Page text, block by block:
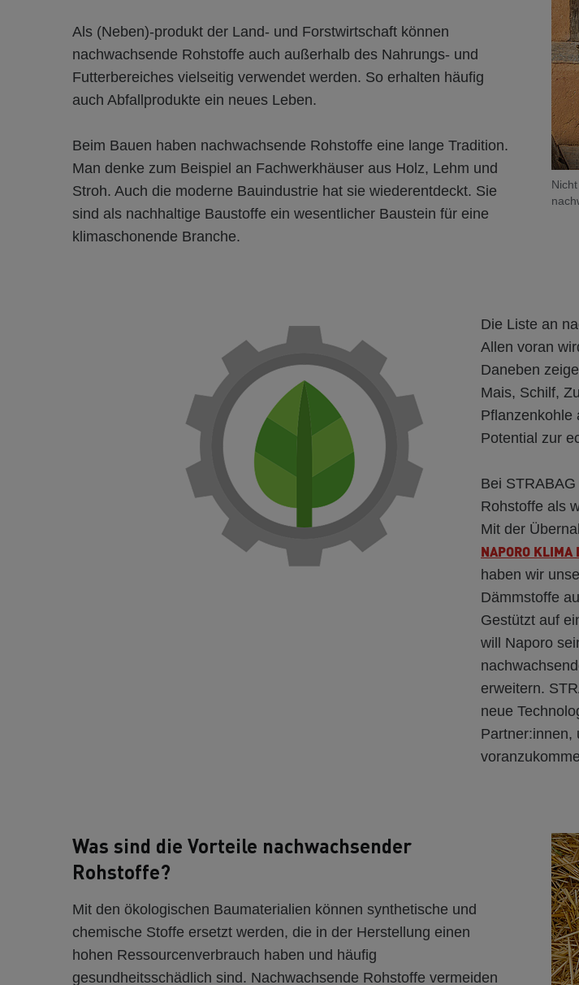
Als (Neben)-produkt der Land- und Forstwirtschaft können
nachwachsende Rohstoffe auch außerhalb des Nahrungs- und
Futterbereiches vielseitig verwendet werden. So erhalten häufig
auch Abfallprodukte ein neues Leben.
Beim Bauen haben nachwachsende Rohstoffe eine lange Tradition.
Man denke zum Beispiel an Fachwerkhäuser aus Holz, Lehm und
Stroh. Auch die moderne Bauindustrie hat sie wiederentdeckt. Sie
sind als nachhaltige Baustoffe ein wesentlicher Baustein für eine
klimaschonende Branche.
Die Liste an
Allen voran
Daneben
Mais, Schilf,
Pflanzenkohle
Potential zur
Bei
Rohstoffe als
Mit der
NAPORO KLIMA
haben wir
Dämmstoffe
Gestützt auf
will Naporo
erweitern.
neue
Partner:innen,
Was sind die Vorteile nachwachsender
Rohstoffe?
Mit den ökologischen Baumaterialien können synthetische und
chemische Stoffe ersetzt werden, die in der Herstellung einen
hohen Ressourcenverbrauch haben und häufig
gesundheitsschädlich sind. Nachwachsende Rohstoffe vermeiden